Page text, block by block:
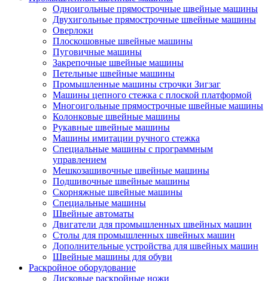
Одноигольные прямострочные швейные машины
Двухигольные прямострочные швейные машины
Оверлоки
Плоскошовные швейные машины
Пуговичные машины
Закрепочные швейные машины
Петельные швейные машины
Промышленные машины строчки Зигзаг
Машины цепного стежка с плоской платформой
Многоигольные прямострочные швейные машины
Колонковые швейные машины
Рукавные швейные машины
Машины имитации ручного стежка
Специальные машины с программным
управлением
Мешкозашивочные швейные машины
Подшивочные швейные машины
Скорняжные швейные машины
Специальные машины
Швейные автоматы
Двигатели для промышленных швейных машин
Столы для промышленных швейных машин
Дополнительные устройства для швейных машин
Швейные машины для обуви
Раскройное оборудование
Дисковые раскройные ножи